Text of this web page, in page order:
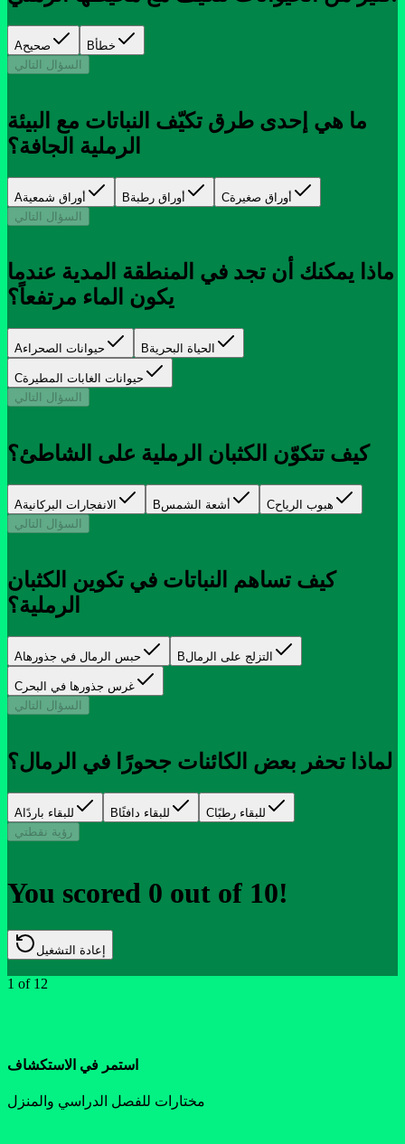
Aصحيح Bخطأ
السؤال التالي
ما هي إحدى طرق تكيّف النباتات مع البيئة
الرملية الجافة؟
Aأوراق شمعية Bأوراق رطبة Cأوراق صغيرة
السؤال التالي
ماذا يمكنك أن تجد في المنطقة المدية عندما
يكون الماء مرتفعاً؟
Aحيوانات الصحراء Bالحياة البحرية
Cحيوانات الغابات المطيرة
السؤال التالي
كيف تتكوّن الكثبان الرملية على الشاطئ؟
Aالانفجارات البركانية Bأشعة الشمس Cهبوب الرياح
السؤال التالي
كيف تساهم النباتات في تكوين الكثبان
الرملية؟
Aحبس الرمال في جذورها Bالتزلج على الرمال
C غرس جذورها في البحر
السؤال التالي
لماذا تحفر بعض الكائنات جحورًا في الرمال؟
A للبقاء باردًا Bللبقاء دافئًا Cللبقاء رطبًا
رؤية نقطتي
You scored 0 out of 10!
إعادة التشغيل
1 of 12
استمر في الاستكشاف
مختارات للفصل الدراسي والمنزل